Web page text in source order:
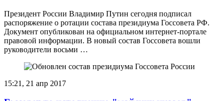
Президент России Владимир Путин сегодня подписал
распоряжение о ротации состава президиума Госсовета РФ.
Документ опубликован на официальном интернет-портале
правовой информации. В новый состав Госсовета вошли
руководители восьми …
15:21, 21 апр 2017